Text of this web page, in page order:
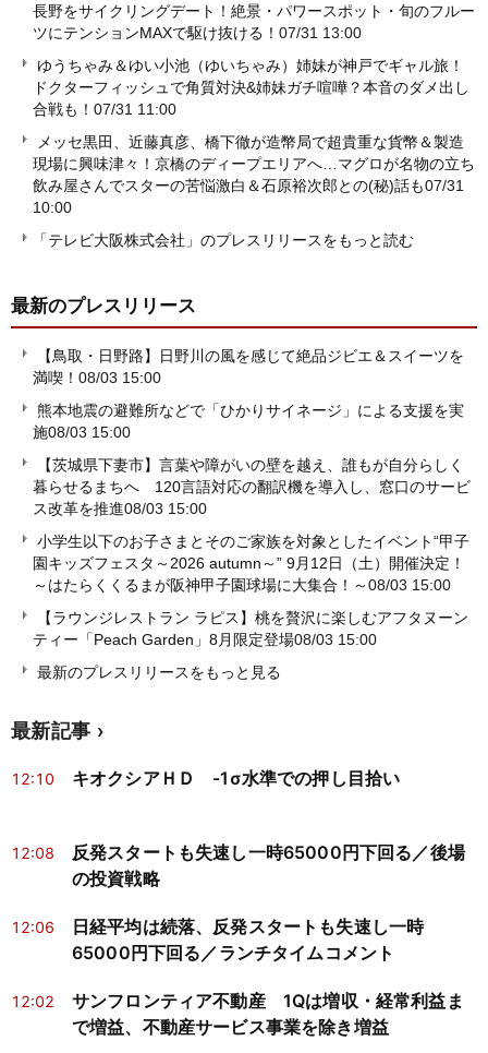
長野をサイクリングデート！絶景・パワースポット・旬のフルー
ツにテンションMAXで駆け抜ける！ 07/31 13:00
ゆうちゃみ＆ゆい小池（ゆいちゃみ）姉妹が神戸でギャル旅！
ドクターフィッシュで角質対決&姉妹ガチ喧嘩？本音のダメ出し
合戦も！ 07/31 11:00
メッセ黒田、近藤真彦、橋下徹が造幣局で超貴重な貨幣＆製造
現場に興味津々！京橋のディープエリアへ…マグロが名物の立ち
飲み屋さんでスターの苦悩激白＆石原裕次郎との(秘)話も07/31
10:00
「テレビ大阪株式会社」のプレスリリースをもっと読む
最新のプレスリリース
【鳥取・日野路】日野川の風を感じて絶品ジビエ＆スイーツを
満喫！ 08/03 15:00
熊本地震の避難所などで「ひかりサイネージ」による支援を実
施08/03 15:00
【茨城県下妻市】言葉や障がいの壁を越え、誰もが自分らしく
暮らせるまちへ 120言語対応の翻訳機を導入し、窓口のサービ
ス改革を推進08/03 15:00
小学生以下のお子さまとそのご家族を対象としたイベント“甲子
園キッズフェスタ～2026 autumn～” 9月12日（土）開催決定！
～はたらくくるまが阪神甲子園球場に大集合！～08/03 15:00
【ラウンジレストラン ラピス】桃を贅沢に楽しむアフタヌーン
ティー「Peach Garden」8月限定登場08/03 15:00
最新のプレスリリースをもっと見る
最新記事
12:10 キオクシアＨＤ -1σ水準での押し目拾い
12:08
反発スタートも失速し一時65000円下回る／後場
の投資戦略
12:06
日経平均は続落、反発スタートも失速し一時
65000円下回る／ランチタイムコメント
12:02
サンフロンティア不動産 1Qは増収・経常利益ま
で増益、不動産サービス事業を除き増益